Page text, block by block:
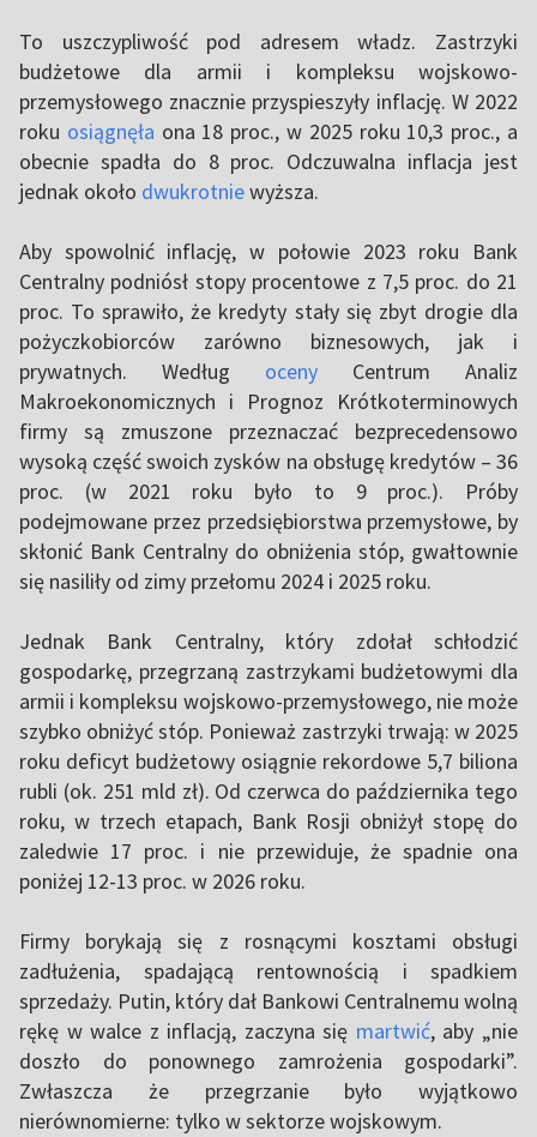
To uszczypliwość pod adresem władz. Zastrzyki
budżetowe dla armii i kompleksu wojskowo-
przemysłowego znacznie przyspieszyły inflację. W 2022
roku osiągnęła ona 18 proc., w 2025 roku 10,3 proc., a
obecnie spadła do 8 proc. Odczuwalna inflacja jest
jednak około dwukrotniewyższa.
Aby spowolnić inflację, w połowie 2023 roku Bank
Centralny podniósł stopy procentowe z 7,5 proc. do 21
proc. To sprawiło, że kredyty stały się zbyt drogie dla
pożyczkobiorców zarówno biznesowych, jak i
prywatnych. Według oceny Centrum Analiz
Makroekonomicznych i Prognoz Krótkoterminowych
firmy są zmuszone przeznaczać bezprecedensowo
wysoką część swoich zysków na obsługę kredytów – 36
proc. (w 2021 roku było to 9 proc.). Próby
podejmowane przez przedsiębiorstwa przemysłowe, by
skłonić Bank Centralny do obniżenia stóp, gwałtownie
się nasiliły od zimy przełomu 2024 i 2025 roku.
Jednak Bank Centralny, który zdołał schłodzić
gospodarkę, przegrzaną zastrzykami budżetowymi dla
armii i kompleksu wojskowo-przemysłowego, nie może
szybko obniżyć stóp. Ponieważ zastrzyki trwają: w 2025
roku deficyt budżetowy osiągnie rekordowe 5,7 biliona
rubli (ok. 251 mld zł). Od czerwca do października tego
roku, w trzech etapach, Bank Rosji obniżył stopę do
zaledwie 17 proc. i nie przewiduje, że spadnie ona
poniżej 12-13 proc. w 2026 roku.
Firmy borykają się z rosnącymi kosztami obsługi
zadłużenia, spadającą rentownością i spadkiem
sprzedaży. Putin, który dał Bankowi Centralnemu wolną
rękę w walce z inflacją, zaczyna się martwić, aby „nie
doszło do ponownego zamrożenia gospodarki”.
Zwłaszcza że przegrzanie było wyjątkowo
nierównomierne: tylko w sektorze wojskowym.